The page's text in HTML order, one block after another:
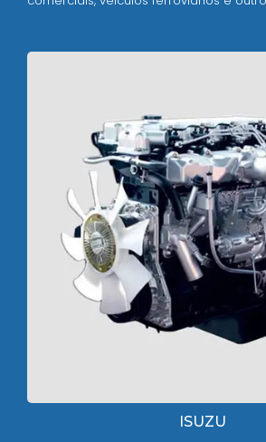
ISUZU